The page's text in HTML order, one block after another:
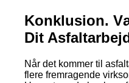
Konklusion.
Dit
Når det kommer til
flere fremragende